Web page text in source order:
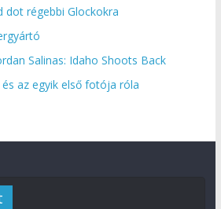
dot régebbi Glockokra
Salinas: Idaho Shoots Back
az egyik első fotója róla